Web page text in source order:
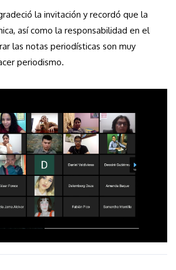
la invitación y recordó que la
así como la responsabilidad en el
las notas periodísticas son muy
periodismo.